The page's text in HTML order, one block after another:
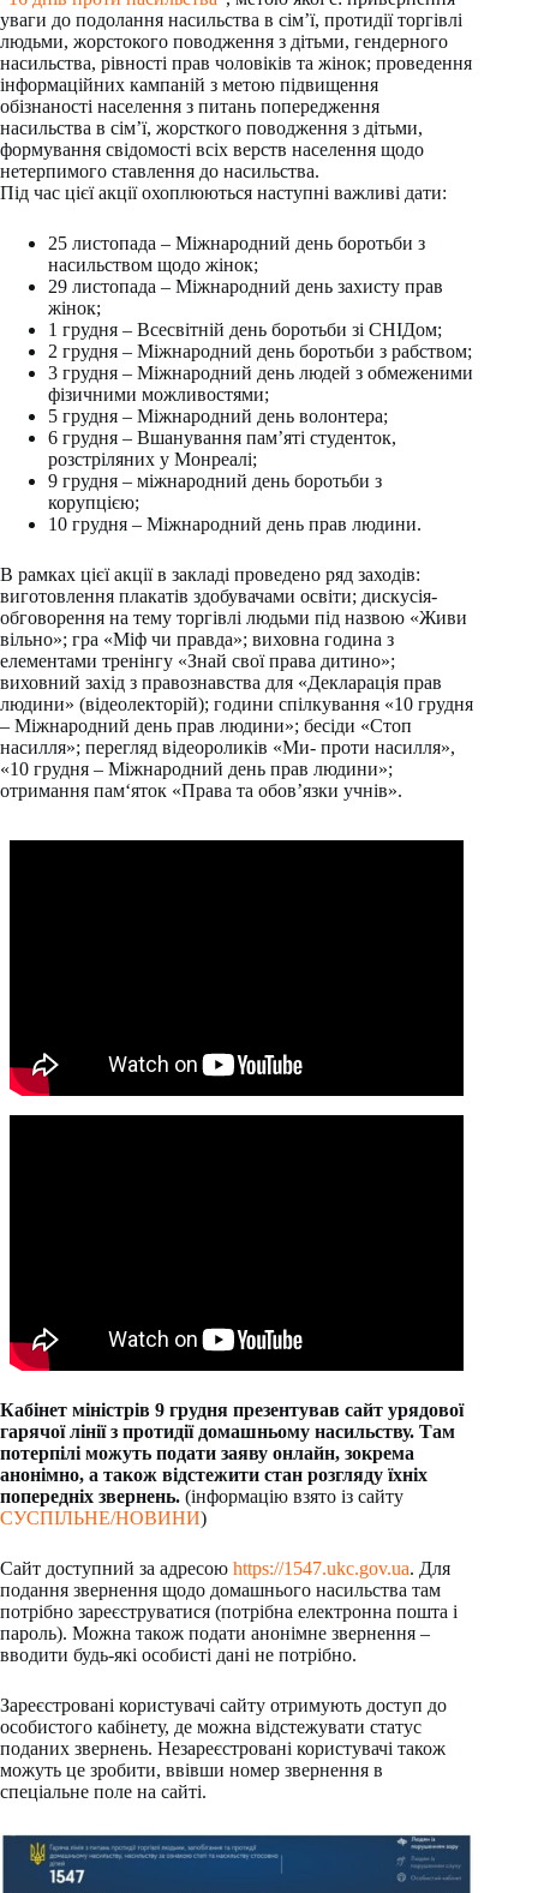
уваги до подолання насильства в сім’ї, протидії торгівлі
людьми, жорстокого поводження з дітьми, гендерного
насильства, рівності прав чоловіків та жінок; проведення
інформаційних кампаній з метою підвищення
обізнаності населення з питань попередження
насильства в сім’ї, жорсткого поводження з дітьми,
формування свідомості всіх верств населення щодо
нетерпимого ставлення до насильства.
Під час цієї акції охоплюються наступні важливі дати:
25 листопада – Міжнародний день боротьби з
насильством щодо жінок;
29 листопада – Міжнародний день захисту прав
жінок;
1 грудня – Всесвітній день боротьби зі СНІДом;
2 грудня – Міжнародний день боротьби з рабством;
3 грудня – Міжнародний день людей з обмеженими
фізичними можливостями;
5 грудня – Міжнародний день волонтера;
6 грудня – Вшанування пам’яті студенток,
розстріляних у Монреалі;
9 грудня – міжнародний день боротьби з
корупцією;
10 грудня – Міжнародний день прав людини.
В рамках цієї акції в закладі проведено ряд заходів:
виготовлення плакатів здобувачами освіти; дискусія-
обговорення на тему торгівлі людьми під назвою «Живи
вільно»; гра «Міф чи правда»; виховна година з
елементами тренінгу «Знай свої права дитино»;
виховний захід з правознавства для «Декларація прав
людини» (відеолекторій); години спілкування «10 грудня
– Міжнародний день прав людини»; бесіди «Стоп
насилля»; перегляд відеороликів «Ми- проти насилля»,
«10 грудня – Міжнародний день прав людини»;
отримання пам‘яток «Права та обов’язки учнів».
Кабінет міністрів 9 грудня презентував сайт урядової
гарячої лінії з протидії домашньому насильству. Там
потерпілі можуть подати заяву онлайн, зокрема
анонімно, а також відстежити стан розгляду їхніх
попередніх звернень. (інформацію взято із сайту
СУСПІЛЬНЕ/НОВИНИ)
Сайт доступний за адресою https://1547.ukc.gov.ua. Для
подання звернення щодо домашнього насильства там
потрібно зареєструватися (потрібна електронна пошта і
пароль). Можна також подати анонімне звернення –
вводити будь-які особисті дані не потрібно.
Зареєстровані користувачі сайту отримують доступ до
особистого кабінету, де можна відстежувати статус
поданих звернень. Незареєстровані користувачі також
можуть це зробити, ввівши номер звернення в
спеціальне поле на сайті.